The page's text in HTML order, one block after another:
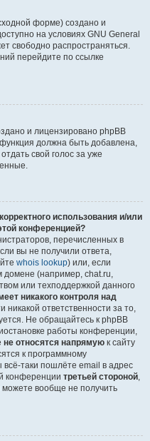
форме) создано и
на условиях GNU General
свободно распространяться.
перейдите по ссылке
и лицензировано phpBB
должна быть добавлена,
свой голос за уже
использования и/или
конференцией?
перечисленных в
вы не получили ответа,
whois lookup) или, если
домене (например, chat.ru,
или техподдержкой данного
никакого контроля над
никакой ответственности за то,
Не обращайтесь к phpBB
работы конференции,
не относятся напрямую к сайту
к программному
таки пошлёте email в адрес
конференции третьей стороной,
вообще не получить